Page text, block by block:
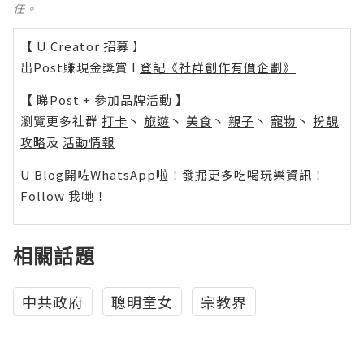
任。
【 U Creator 招募 】
出Post賺現金獎賞 l 登記《社群創作有價企劃》
【 睇Post + 參加品牌活動 】
瀏覽更多社群 打卡 丶 旅遊 丶 美食 丶 親子 丶 寵物 丶 扮靚
攻略及 活動情報
U Blog開咗WhatsApp啦！發掘更多吃喝玩樂資訊！
Follow 我哋 ！
相關話題
中共政府 聰明童女 宗教界